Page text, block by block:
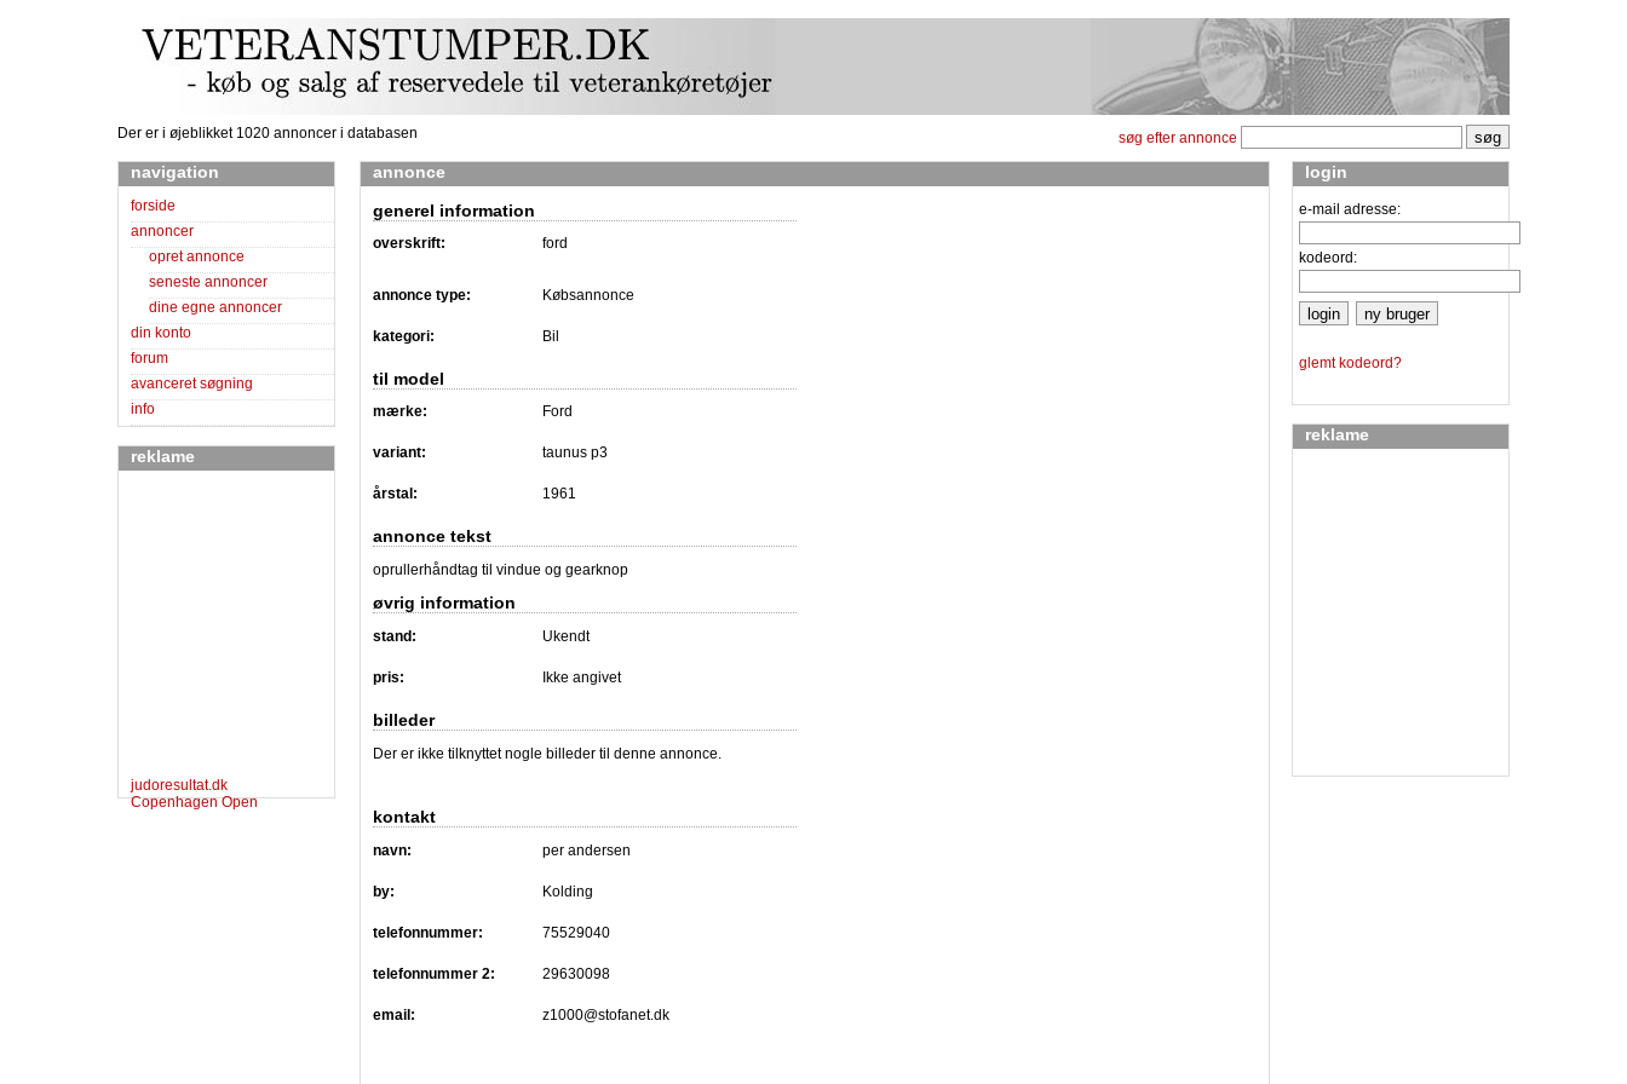
Der er i øjeblikket 1020 annoncer i databasen søg efter annonce
navigation
forside
annoncer
opret annonce
seneste annoncer
dine egne annoncer
din konto
forum
avanceret søgning
info
reklame
judoresultat.dk
Copenhagen Open
login
e-mail adresse:
kodeord:
glemt kodeord?
reklame
annonce
generel information
overskrift: ford
annonce type: Købsannonce
kategori: Bil
til model
mærke: Ford
variant: taunus p3
årstal: 1961
annonce tekst
oprullerhåndtag til vindue og gearknop
øvrig information
stand: Ukendt
pris: Ikke angivet
billeder
Der er ikke tilknyttet nogle billeder til denne annonce.
kontakt
navn: per andersen
by: Kolding
telefonnummer: 75529040
telefonnummer 2: 29630098
email: z1000@stofanet.dk